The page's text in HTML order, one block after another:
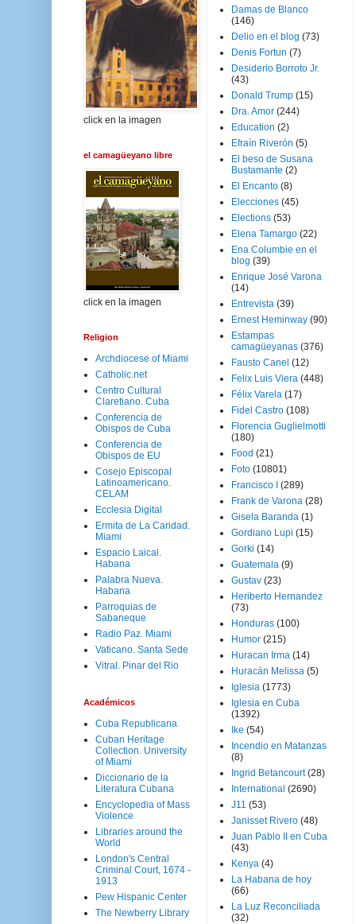
click en la imagen
el camagüeyano libre
click en la imagen
Religion
Archdiocese of Miami
Catholic.net
Centro Cultural
Claretiano. Cuba
Conferencia de
Obispos de Cuba
Conferencia de
Obispos de EU
Cosejo Episcopal
Latinoamericano.
CELAM
Ecclesia Digital
Ermita de La Caridad.
Miami
Espacio Laical.
Habana
Palabra Nueva.
Habana
Parroquias de
Sabaneque
Radio Paz. Miami
Vaticano. Santa Sede
Vitral. Pinar del Rio
Académicos
Cuba Republicana
Cuban Heritage
Collection. University
of Miami
Diccionario de la
Literatura Cubana
Encyclopedia of Mass
Violence
Libraries around the
World
London's Central
Criminal Court, 1674 -
1913
Pew Hispanic Center
The Newberry Library
Damas de Blanco
(146)
Delio en el blog (73)
Denis Fortun (7)
Desiderio Borroto Jr.
(43)
Donald Trump (15)
Dra. Amor (244)
Education (2)
Efraín Riverón (5)
El beso de Susana
Bustamante (2)
El Encanto (8)
Elecciones (45)
Elections (53)
Elena Tamargo (22)
Ena Columbie en el
blog (39)
Enrique José Varona
(14)
Entrevista (39)
Ernest Heminway (90)
Estampas
camagüeyanas (376)
Fausto Canel (12)
Felix Luis Viera (448)
Félix Varela (17)
Fidel Castro (108)
Florencia Guglielmotti
(180)
Food (21)
Foto (10801)
Francisco I
(289)
Frank de Varona (28)
Gisela Baranda (1)
Gordiano Lupi (15)
Gorki (14)
Guatemala (9)
Gustav (23)
Heriberto Hernandez
(73)
Honduras (100)
Humor (215)
Huracan Irma (14)
Huracán Melissa (5)
Iglesia (1773)
Iglesia en Cuba
(1392)
Ike (54)
Incendio en Matanzas
(8)
Ingrid Betancourt (28)
International (2690)
J11 (53)
Janisset Rivero (48)
Juan Pablo II en Cuba
(43)
Kenya (4)
La Habana de hoy
(66)
La Luz Reconciliada
(32)